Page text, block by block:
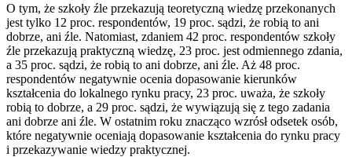
O tym, że szkoły źle przekazują teoretyczną wiedzę przekonanych
jest tylko 12 proc. respondentów, 19 proc. sądzi, że robią to ani
dobrze, ani źle. Natomiast, zdaniem 42 proc. respondentów szkoły
źle przekazują praktyczną wiedzę, 23 proc. jest odmiennego zdania,
a 35 proc. sądzi, że robią to ani dobrze, ani źle. Aż 48 proc.
respondentów negatywnie ocenia dopasowanie kierunków
kształcenia do lokalnego rynku pracy, 23 proc. uważa, że szkoły
robią to dobrze, a 29 proc. sądzi, że wywiązują się z tego zadania
ani dobrze ani źle. W ostatnim roku znacząco wzrósł odsetek osób,
które negatywnie oceniają dopasowanie kształcenia do rynku pracy
i przekazywanie wiedzy praktycznej.